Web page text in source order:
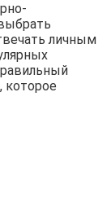
личным
которое